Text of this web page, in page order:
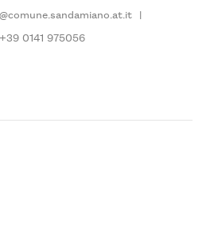
|
0141 975056